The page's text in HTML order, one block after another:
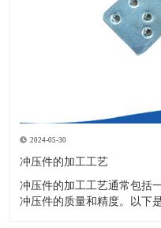
2024-05-30
冲压件的加工工艺
冲压件的加工工艺通常包括
冲压件的质量和精度。以下是冲